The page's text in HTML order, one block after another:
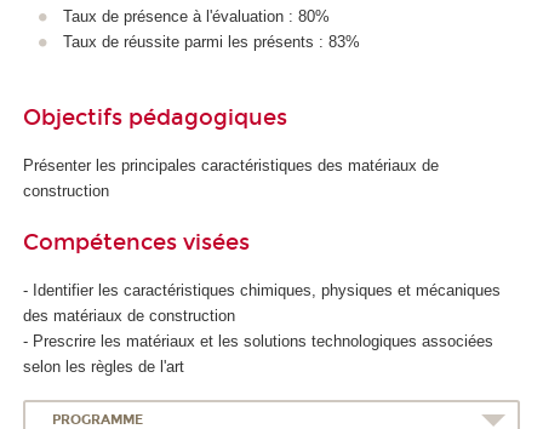
Taux de présence à l'évaluation : 80%
Taux de réussite parmi les présents : 83%
Objectifs pédagogiques
Présenter les principales caractéristiques des matériaux de
construction
Compétences visées
- Identifier les caractéristiques chimiques, physiques et mécaniques
des matériaux de construction
- Prescrire les matériaux et les solutions technologiques associées
selon les règles de l'art
PROGRAMME